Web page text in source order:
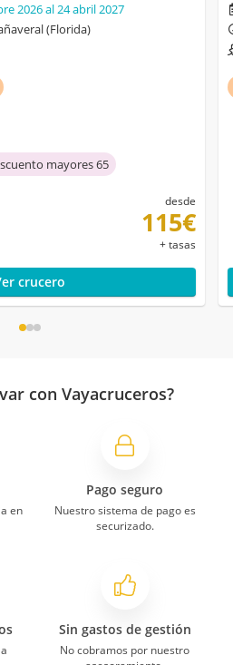
2026 al 24 abril 2027
(Florida)
mayores 65
desde
115€
+ tasas
crucero
con Vayacruceros?
en
Pago seguro
Nuestro sistema de pago es
securizado.
Sin gastos de gestión
No cobramos por nuestro